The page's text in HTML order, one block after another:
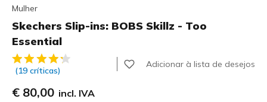
Mulher
Skechers Slip-ins: BOBS Skillz - Too
Essential
3$6 de 5 – Classificação do cliente
(19 críticas)
Adicionar à lista de desejos
€ 80,00 incl. IVA